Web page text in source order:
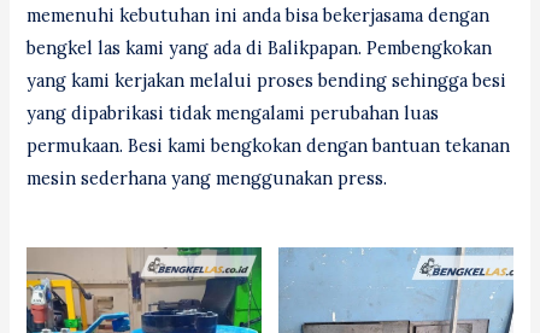
memenuhi kebutuhan ini anda bisa bekerjasama dengan
bengkel las kami yang ada di Balikpapan. Pembengkokan
yang kami kerjakan melalui proses bending sehingga besi
yang dipabrikasi tidak mengalami perubahan luas
permukaan. Besi kami bengkokan dengan bantuan tekanan
mesin sederhana yang menggunakan press.